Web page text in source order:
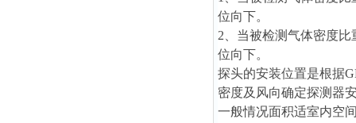
位向下。
2、当被检测气体密度
位向下。
探头的安装位置是根据
密度及风向确定探测器
一般情况面积适室内空